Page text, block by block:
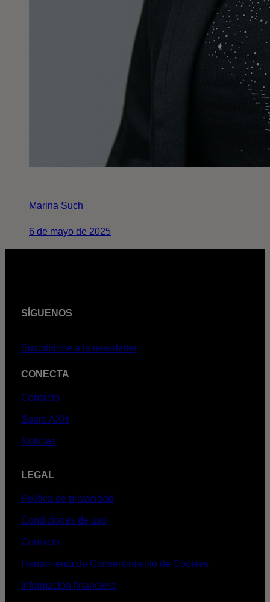
Marina Such
6 de mayo de 2025
SÍGUENOS
Suscribirme a la newsletter
CONECTA
Contacto
Sobre AXN
Noticias
LEGAL
Política de privacidad
Condiciones de uso
Contacto
Herramienta de Consentimiento de Cookies
Información financiera